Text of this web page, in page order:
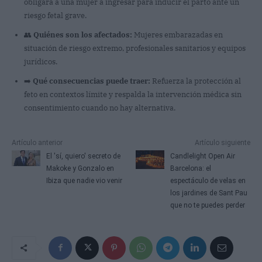
riesgo fetal grave.
👥 Quiénes son los afectados: Mujeres embarazadas en
situación de riesgo extremo, profesionales sanitarios y equipos
jurídicos.
➡️ Qué consecuencias puede traer: Refuerza la protección al
feto en contextos límite y respalda la intervención médica sin
consentimiento cuando no hay alternativa.
Artículo anterior
El 'sí, quiero' secreto de
Makoke y Gonzalo en
Ibiza que nadie vio venir
Artículo siguiente
Candlelight Open Air
Barcelona: el
espectáculo de velas en
los jardines de Sant Pau
que no te puedes perder